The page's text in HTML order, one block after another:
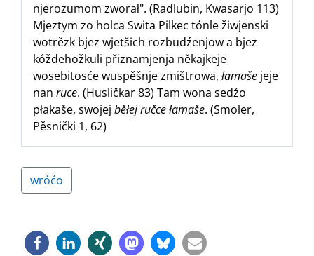
njerozumom zworał". (Radlubin, Kwasarjo 113)
Mjeztym zo holca Swita Pilkec tónle žiwjenski
wotrězk bjez wjetšich rozbudźenjow a bjez
kóždehožkuli přiznamjenja někajkeje
wosebitosće wuspěšnje zmištrowa, łamaše jeje
nan ruce. (Husličkar 83) Tam wona sedźo
płakaše, swojej běłej ručce łamaše. (Smoler,
Pěsnički 1, 62)
wróćo